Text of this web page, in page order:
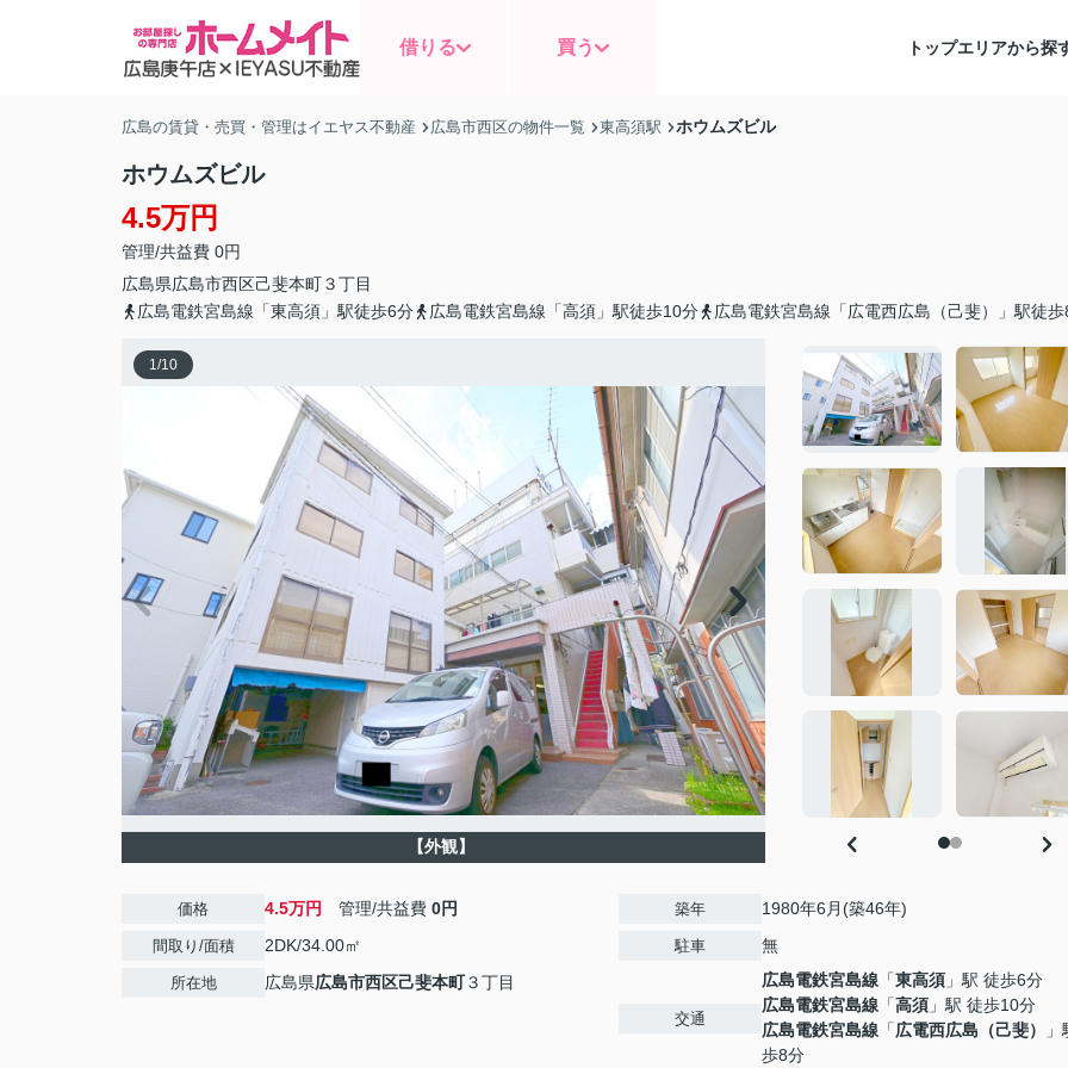
借りる 買う トップエリアから探
広島の賃貸・売買・管理はイエヤス不動産 広島市西区の物件一覧 東高須駅 ホウムズビル
ホウムズビル
4.5万円
管理/共益費 0円
広島県広島市西区己斐本町３丁目
広島電鉄宮島線「東高須」駅徒歩6分
広島電鉄宮島線「高須」駅徒歩10分 広島電鉄宮島線「広電西広島（己斐）」駅徒
1/10
【外観】
価格 4.5万円 管理/共益費 0円
間取り/面積 2DK/34.00㎡
所在地 広島県広島市西区己斐本町３丁目
築年 1980年6月(築46年)
駐車 無
交通
広島電鉄宮島線 「東高須 」駅 徒歩6分
広島電鉄宮島線 「高須 」駅 徒歩10分
広島電鉄宮島線 「広電西広島（己斐）
歩8分